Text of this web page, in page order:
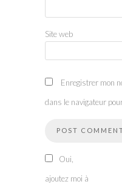
Site web
Enregistrer mon
dans le navigateur
Oui,
ajoutez moi à